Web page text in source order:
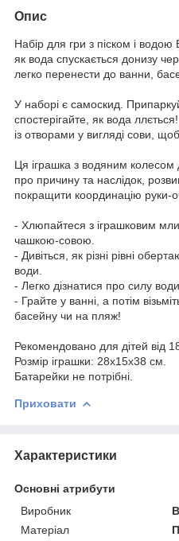
Опис
Набір для гри з піском і
як вода спускається донизу
легко перенести до ванни,
У наборі є самоскид.
спостерігайте, як вода
із отворами у вигляді сови,
Ця іграшка з водяним
про причину та наслідок,
покращити координацію руки-
- Хлюпайтеся з іграшковим
чашкою-совою.
- Дивіться, як різні рівні
води.
- Легко дізнатися про силу води
- Грайте у ванні, а потім
басейну чи на пляж!
Рекомендовано для дітей від 18
Розмір іграшки: 28х15х38 см.
Батарейки не потрібні.
Приховати
Характеристики
Основні атрибути
Виробник
Матеріал